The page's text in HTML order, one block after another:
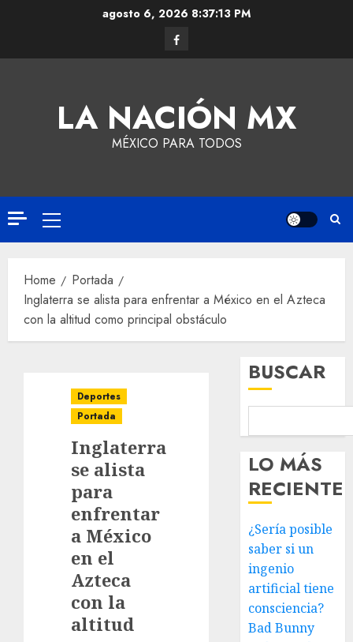
agosto 6, 2026 8:37:14 PM
LA NACIÓN MX
MÉXICO PARA TODOS
Home
Portada
Inglaterra se alista para enfrentar a México en el Azteca
con la altitud como principal obstáculo
Deportes
Portada
Inglaterra
se alista
para
enfrentar
a México
en el
Azteca
con la
altitud
BUSCAR
LO MÁS
RECIENTE
¿Sería posible
saber si un
ingenio
artificial tiene
consciencia?
Bad Bunny